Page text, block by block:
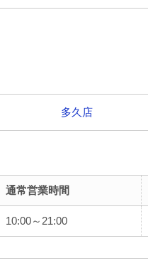
多久店
通常営業時間
10:00～21:00